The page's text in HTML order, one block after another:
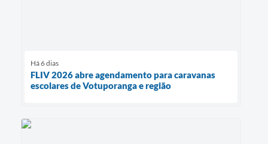
Há 6 dias
FLIV 2026 abre agendamento para caravanas
escolares de Votuporanga e região